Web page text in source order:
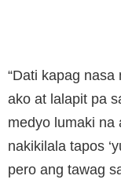
“Dati kapag nasa
ako at lalapit pa
medyo lumaki na
nakikilala tapos
pero ang tawag